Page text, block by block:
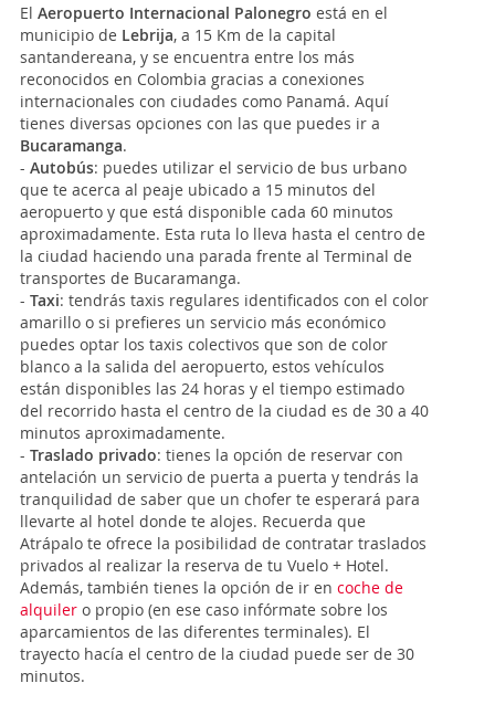
El Aeropuerto Internacional Palonegro está en el
municipio de Lebrija, a 15 Km de la capital
santandereana, y se encuentra entre los más
reconocidos en Colombia gracias a conexiones
internacionales con ciudades como Panamá. Aquí
tienes diversas opciones con las que puedes ir a
Bucaramanga.
- Autobús: puedes utilizar el servicio de bus urbano
que te acerca al peaje ubicado a 15 minutos del
aeropuerto y que está disponible cada 60 minutos
aproximadamente. Esta ruta lo lleva hasta el centro de
la ciudad haciendo una parada frente al Terminal de
transportes de Bucaramanga.
- Taxi: tendrás taxis regulares identificados con el color
amarillo o si prefieres un servicio más económico
puedes optar los taxis colectivos que son de color
blanco a la salida del aeropuerto, estos vehículos
están disponibles las 24 horas y el tiempo estimado
del recorrido hasta el centro de la ciudad es de 30 a 40
minutos aproximadamente.
- Traslado privado: tienes la opción de reservar con
antelación un servicio de puerta a puerta y tendrás la
tranquilidad de saber que un chofer te esperará para
llevarte al hotel donde te alojes. Recuerda que
Atrápalo te ofrece la posibilidad de contratar traslados
privados al realizar la reserva de tu Vuelo + Hotel.
Además, también tienes la opción de ir en coche de
alquiler o propio (en ese caso infórmate sobre los
aparcamientos de las diferentes terminales). El
trayecto hacía el centro de la ciudad puede ser de 30
minutos.